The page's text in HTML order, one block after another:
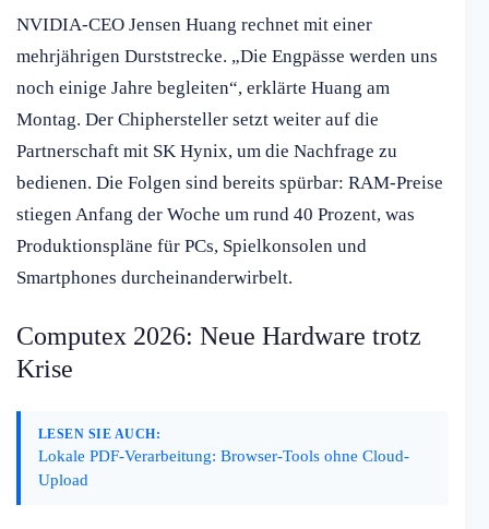
NVIDIA-CEO Jensen Huang rechnet mit einer
mehrjährigen Durststrecke. „Die Engpässe werden uns
noch einige Jahre begleiten“, erklärte Huang am
Montag. Der Chiphersteller setzt weiter auf die
Partnerschaft mit SK Hynix, um die Nachfrage zu
bedienen. Die Folgen sind bereits spürbar: RAM-Preise
stiegen Anfang der Woche um rund 40 Prozent, was
Produktionspläne für PCs, Spielkonsolen und
Smartphones durcheinanderwirbelt.
Computex 2026: Neue Hardware trotz
Krise
LESEN SIE AUCH:
Lokale PDF-Verarbeitung: Browser-Tools ohne Cloud-
Upload